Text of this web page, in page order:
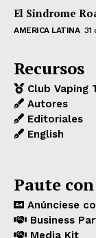
El Síndrome
AMERICA LATINA 31
Recursos
Club Vaping
Autores
Editoriales
English
Paute
Anúnciese
Business
Media Kit